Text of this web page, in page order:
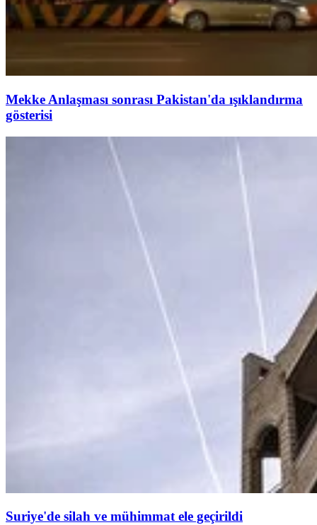
Mekke Anlaşması sonrası Pakistan'da ışıklandırma
gösterisi
Suriye'de silah ve mühimmat ele geçirildi